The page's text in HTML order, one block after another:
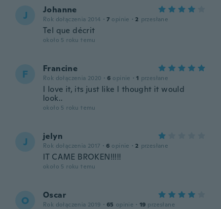
J Johanne
Rok dołączenia 2014 · 7 opinie · 2 przesłane
Tel que décrit
około 5 roku temu
F Francine
Rok dołączenia 2020 · 6 opinie · 1 przesłane
I love it, its just like I thought it would
look..
około 5 roku temu
J jelyn
Rok dołączenia 2017 · 6 opinie · 2 przesłane
IT CAME BROKEN!!!!!
około 5 roku temu
O Oscar
Rok dołączenia 2019 · 65 opinie · 19 przesłane